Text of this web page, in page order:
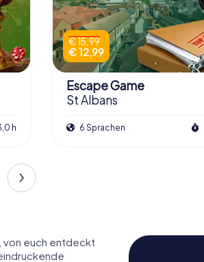
h
€ 15,99
€ 12,99
Escape Game
St Albans
6 Sprachen
von euch entdeckt